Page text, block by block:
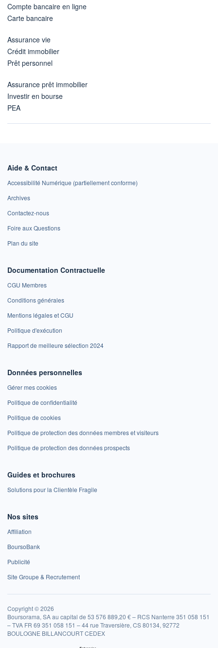
Compte bancaire en ligne
Carte bancaire
Assurance vie
Crédit immobilier
Prêt personnel
Assurance prêt immobilier
Investir en bourse
PEA
Aide & Contact
Accessibilité Numérique (partiellement conforme)
Archives
Contactez-nous
Foire aux Questions
Plan du site
Documentation Contractuelle
CGU Membres
Conditions générales
Mentions légales et CGU
Politique d'exécution
Rapport de meilleure sélection 2024
Données personnelles
Gérer mes cookies
Politique de confidentialité
Politique de cookies
Politique de protection des données membres et visiteurs
Politique de protection des données prospects
Guides et brochures
Solutions pour la Clientèle Fragile
Nos sites
Affiliation
BoursoBank
Publicité
Site Groupe & Recrutement
Copyright © 2026
Boursorama, SA au capital de 53 576 889,20 € – RCS Nanterre 351 058 151
– TVA FR 69 351 058 151 – 44 rue Traversière, CS 80134, 92772
BOULOGNE BILLANCOURT CEDEX